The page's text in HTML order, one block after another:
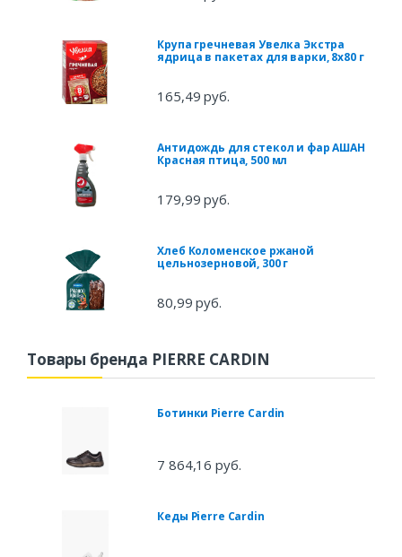
Крупа гречневая Увелка Экстра
ядрица в пакетах для варки, 8х80 г
165,49 руб.
Антидождь для стекол и фар АШАН
Красная птица, 500 мл
179,99 руб.
Хлеб Коломенское ржаной
цельнозерновой, 300 г
80,99 руб.
Товары бренда PIERRE CARDIN
Ботинки Pierre Cardin
7 864,16 руб.
Кеды Pierre Cardin